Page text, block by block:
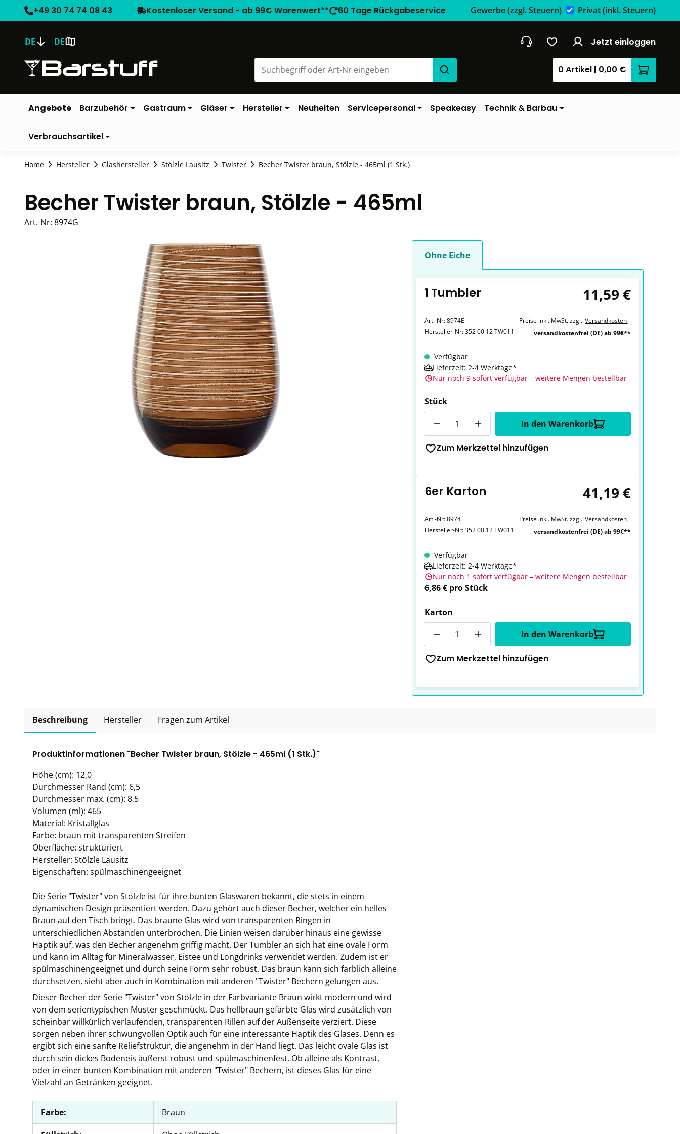
+49 30 74 74 08 43 Kostenloser Versand - ab 99€ Warenwert** 60 Tage Rückgabeservice Gewerbe(zzgl. Steuern) Privat(inkl. Steuern)
DE DE Jetzt einloggen
0 Artikel | 0,00 €
Angebote Barzubehör Gastraum Gläser Hersteller Neuheiten Servicepersonal Speakeasy Technik & Barbau
Verbrauchsartikel
Home Hersteller Glashersteller Stölzle Lausitz Twister Becher Twister braun, Stölzle - 465ml (1 Stk.)
Becher Twister braun, Stölzle - 465ml
Art.-Nr: 8974G
Ohne Eiche
1 Tumbler 11,59 €
Art.-Nr:8974E
Hersteller-Nr:352 00 12 TW011
Preise inkl. MwSt. zzgl. Versandkosten,
versandkostenfrei (DE) ab 99€**
Verfügbar
Lieferzeit: 2-4 Werktage*
Nur noch 9 sofort verfügbar – weitere Mengen bestellbar
Stück
In den Warenkorb
Zum Merkzettel hinzufügen
6er Karton 41,19 €
Art.-Nr:8974
Hersteller-Nr:352 00 12 TW011
Preise inkl. MwSt. zzgl. Versandkosten,
versandkostenfrei (DE) ab 99€**
Verfügbar
Lieferzeit: 2-4 Werktage*
Nur noch 1 sofort verfügbar – weitere Mengen bestellbar
6,86 € pro Stück
Karton
In den Warenkorb
Zum Merkzettel hinzufügen
Beschreibung Hersteller Fragen zum Artikel
Produktinformationen "Becher Twister braun, Stölzle - 465ml (1 Stk.)"
Höhe (cm): 12,0
Durchmesser Rand (cm): 6,5
Durchmesser max. (cm): 8,5
Volumen (ml): 465
Material: Kristallglas
Farbe: braun mit transparenten Streifen
Oberfläche: strukturiert
Hersteller: Stölzle Lausitz
Eigenschaften: spülmaschinengeeignet
Die Serie "Twister" von Stölzle ist für ihre bunten Glaswaren bekannt, die stets in einem
dynamischen Design präsentiert werden. Dazu gehört auch dieser Becher, welcher ein helles
Braun auf den Tisch bringt. Das braune Glas wird von transparenten Ringen in
unterschiedlichen Abständen unterbrochen. Die Linien weisen darüber hinaus eine gewisse
Haptik auf, was den Becher angenehm griffig macht. Der Tumbler an sich hat eine ovale Form
und kann im Alltag für Mineralwasser, Eistee und Longdrinks verwendet werden. Zudem ist er
spülmaschinengeeignet und durch seine Form sehr robust. Das braun kann sich farblich alleine
durchsetzen, sieht aber auch in Kombination mit anderen "Twister" Bechern gelungen aus.
Dieser Becher der Serie "Twister" von Stölzle in der Farbvariante Braun wirkt modern und wird
von dem serientypischen Muster geschmückt. Das hellbraun gefärbte Glas wird zusätzlich von
scheinbar willkürlich verlaufenden, transparenten Rillen auf der Außenseite verziert. Diese
sorgen neben ihrer schwungvollen Optik auch für eine interessante Haptik des Glases. Denn es
ergibt sich eine sanfte Reliefstruktur, die angenehm in der Hand liegt. Das leicht ovale Glas ist
durch sein dickes Bodeneis äußerst robust und spülmaschinenfest. Ob alleine als Kontrast,
oder in einer bunten Kombination mit anderen "Twister" Bechern, ist dieses Glas für eine
Vielzahl an Getränken geeignet.
Farbe: Braun